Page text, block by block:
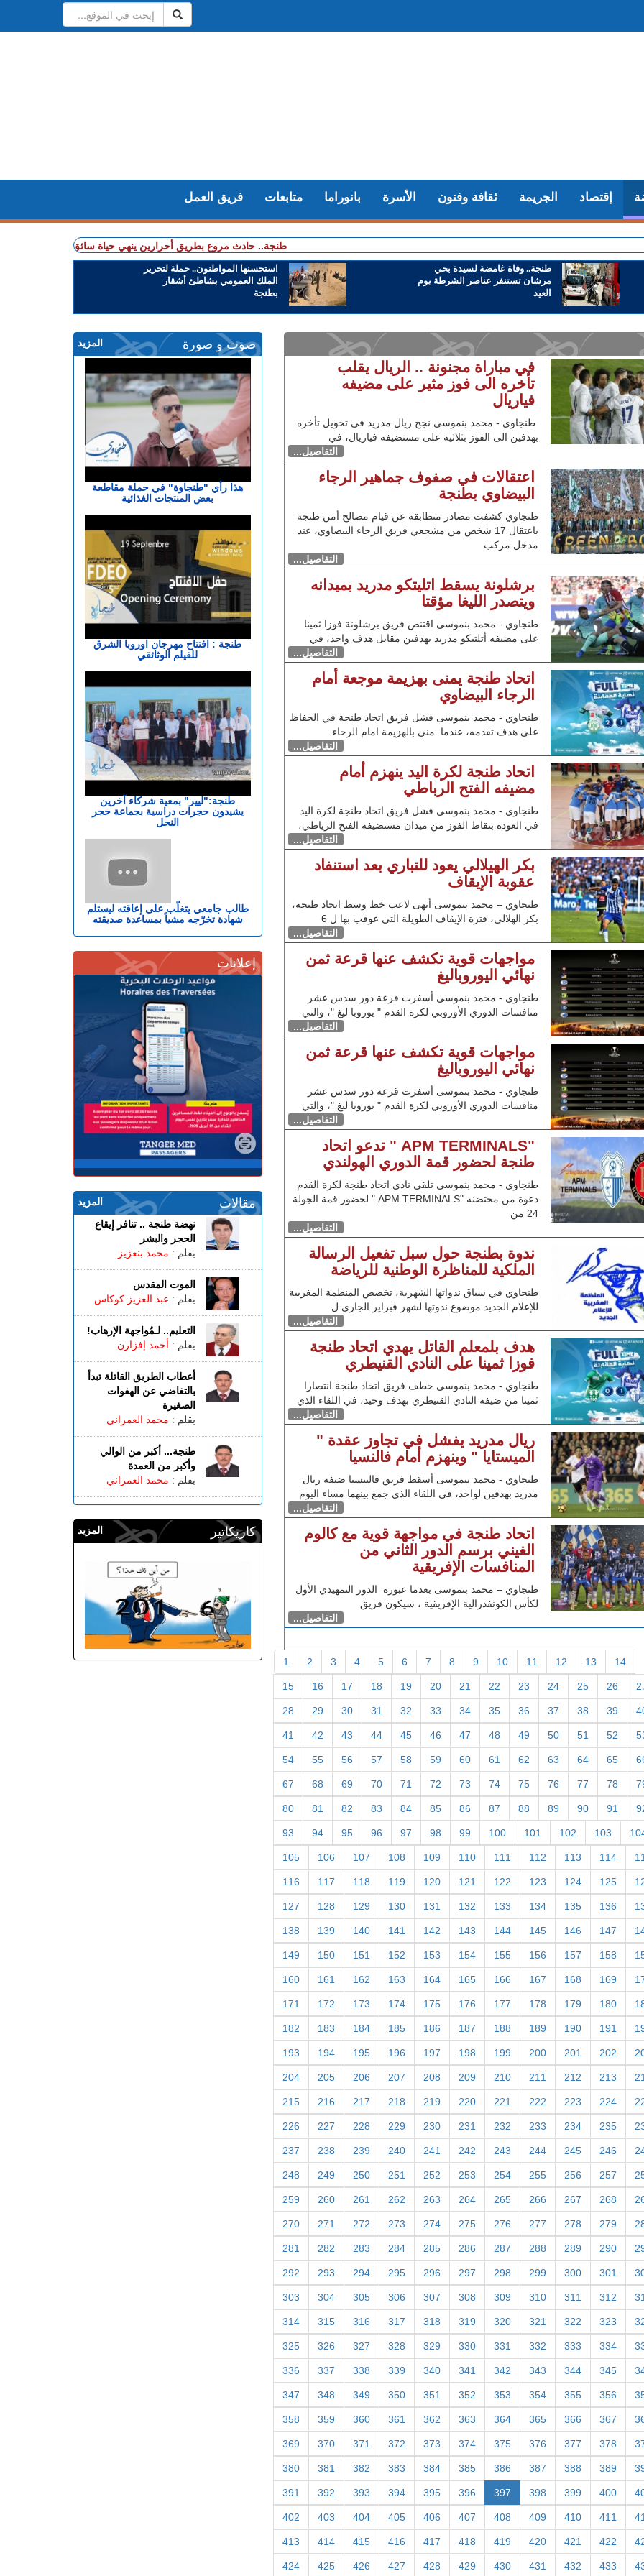
فريق العمل متابعات بانوراما الأسرة ثقافة وفنون الجريمة إقتصاد
+ طنجة.. حادث مروع بطريق أحرارين ينهي حياة سائق سيارة أجرة ويصيب آخرين
استحسنها المواطنون.. حملة لتحرير
الملك العمومي بشاطئ أشقار
بطنجة
طنجة.. وفاة غامضة لسيدة بحي
مرشان تستنفر عناصر الشرطة يوم
العيد
في مباراة مجنونة .. الريال يقلب
تأخره الى فوز مثير على مضيفه
فياريال
طنجاوي - محمد بنموسى نجح ريال مدريد في تحويل تأخره
بهدفين الى الفوز بثلاثية على مستضيفه فياريال، في
التفاصيل...
اعتقالات في صفوف جماهير الرجاء
البيضاوي بطنجة
طنجاوي كشفت مصادر متطابقة عن قيام مصالح أمن طنجة
باعتقال 17 شخص من مشجعي فريق الرجاء البيضاوي، عند
مدخل مركب
التفاصيل...
برشلونة يسقط اتليتكو مدريد بميدانه
ويتصدر الليغا مؤقتا
طنجاوي - محمد بنموسى اقتنص فريق برشلونة فوزا ثمينا
على مضيفه أتلتيكو مدريد بهدفين مقابل هدف واحد، في
التفاصيل...
اتحاد طنجة يمنى بهزيمة موجعة أمام
الرجاء البيضاوي
طنجاوي - محمد بنموسى فشل فريق اتحاد طنجة في الحفاظ
على هدف تقدمه، عندما مني بالهزيمة امام الرحاء
التفاصيل...
اتحاد طنجة لكرة اليد ينهزم أمام
مضيفه الفتح الرباطي
طنجاوي - محمد بنموسى فشل فريق اتحاد طنجة لكرة اليد
في العودة بنقاط الفوز من ميدان مستضيفه الفتح الرياطي،
التفاصيل...
بكر الهيلالي يعود للتباري بعد استنفاد
عقوبة الإيقاف
طنجاوي – محمد بنموسى أنهى لاعب خط وسط اتحاد طنجة،
بكر الهلالي، فترة الإيقاف الطويلة التي عوقب بها ل 6
التفاصيل...
مواجهات قوية تكشف عنها قرعة ثمن
نهائي اليوروباليغ
طنجاوي - محمد بنموسى أسفرت قرعة دور سدس عشر
منافسات الدوري الأوروبي لكرة القدم " يوروبا ليغ "، والتي
التفاصيل...
مواجهات قوية تكشف عنها قرعة ثمن
نهائي اليوروباليغ
طنجاوي - محمد بنموسى أسفرت قرعة دور سدس عشر
منافسات الدوري الأوروبي لكرة القدم " يوروبا ليغ "، والتي
التفاصيل...
"APM TERMINALS " تدعو اتحاد
طنجة لحضور قمة الدوري الهولندي
طنجاوي - محمد بنموسى تلقى نادي اتحاد طنجة لكرة القدم
دعوة من محتضنه "APM TERMINALS " لحضور قمة الجولة
24 من
التفاصيل...
ندوة بطنجة حول سبل تفعيل الرسالة
الملكية للمناظرة الوطنية للرياضة
طنجاوي في سياق ندواتها الشهرية، تخصص المنظمة المغربية
للإعلام الجديد موضوع ندوتها لشهر فبراير الجاري ل
التفاصيل...
هدف بلمعلم القاتل يهدي اتحاد طنجة
فوزا ثمينا على النادي القنيطري
طنجاوي - محمد بنموسى خطف فريق اتحاد طنجة انتصارا
ثمينا من ضيفه النادي القنيطري بهدف وحيد، في اللقاء الذي
التفاصيل...
ريال مدريد يفشل في تجاوز عقدة "
الميستايا " وينهزم أمام فالنسيا
طنجاوي - محمد بنموسى أسقط فريق فالينسيا ضيفه ريال
مدريد بهدفين لواحد، في اللقاء الذي جمع بينهما مساء اليوم
التفاصيل...
اتحاد طنجة في مواجهة قوية مع كالوم
الغيني برسم الدور الثاني من
المنافسات الإفريقية
طنجاوي – محمد بنموسى بعدما عبوره الدور التمهيدي الأول
لكأس الكونفدرالية الإفريقية ، سيكون فريق
التفاصيل...
1 2 3 4 5 6 7 8 9 10 11 12 13 14
15 16 17 18 19 20 21 22 23 24 25 26
28 29 30 31 32 33 34 35 36 37 38 39
41 42 43 44 45 46 47 48 49 50 51 52
54 55 56 57 58 59 60 61 62 63 64 65
67 68 69 70 71 72 73 74 75 76 77 78
80 81 82 83 84 85 86 87 88 89 90 91
93 94 95 96 97 98 99 100 101 102 103
105 106 107 108 109 110 111 112 113 114
116 117 118 119 120 121 122 123 124 125
127 128 129 130 131 132 133 134 135 136
138 139 140 141 142 143 144 145 146 147
149 150 151 152 153 154 155 156 157 158
160 161 162 163 164 165 166 167 168 169
171 172 173 174 175 176 177 178 179 180
182 183 184 185 186 187 188 189 190 191
193 194 195 196 197 198 199 200 201 202
204 205 206 207 208 209 210 211 212 213
215 216 217 218 219 220 221 222 223 224
226 227 228 229 230 231 232 233 234 235
237 238 239 240 241 242 243 244 245 246
248 249 250 251 252 253 254 255 256 257
259 260 261 262 263 264 265 266 267 268
270 271 272 273 274 275 276 277 278 279
281 282 283 284 285 286 287 288 289 290
292 293 294 295 296 297 298 299 300 301
303 304 305 306 307 308 309 310 311 312
314 315 316 317 318 319 320 321 322 323
325 326 327 328 329 330 331 332 333 334
336 337 338 339 340 341 342 343 344 345
347 348 349 350 351 352 353 354 355 356
358 359 360 361 362 363 364 365 366 367
369 370 371 372 373 374 375 376 377 378
380 381 382 383 384 385 386 387 388 389
391 392 393 394 395 396 397 398 399 400
402 403 404 405 406 407 408 409 410 411
413 414 415 416 417 418 419 420 421 422
424 425 426 427 428 429 430 431 432 433
المزيد صوت و صورة
هذا رأي "طنجاوة" في حملة مقاطعة
بعض المنتجات الغذائية
طنجة : افتتاح مهرجان اوروبا الشرق
للفيلم الوثائقي
طنجة:"ليير" بمعية شركاء آخرين
يشيدون حجرات دراسية بجماعة حجر
النحل
طالب جامعي يتغلّب على إعاقته ليستلم
شهادة تخرّجه مشياً بمساعدة صديقته
إعلانات
المزيد مقالات
نهضة طنجة .. تنافر إيقاع
الحجر والبشر
بقلم : محمد بنعزيز
الموت المقدس
بقلم : عبد العزيز كوكاس
التعليم.. لـمُواجهة الإرهاب!
بقلم : أحمد إفزارن
أعطاب الطريق القاتلة تبدأ
بالتغاضي عن الهفوات
الصغيرة
بقلم : محمد العمراني
طنجة... أكبر من الوالي
وأكبر من العمدة
بقلم : محمد العمراني
المزيد كاريكاتير